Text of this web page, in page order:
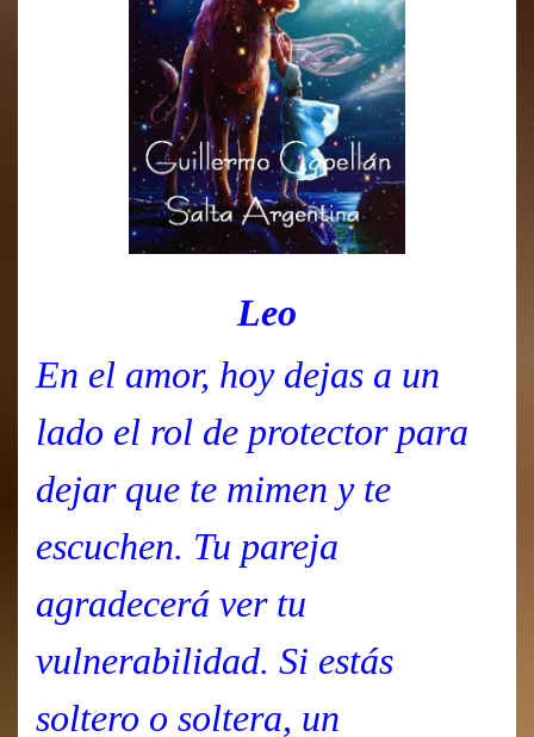
Leo
En el amor, hoy dejas a un
lado el rol de protector para
dejar que te mimen y te
escuchen. Tu pareja
agradecerá ver tu
vulnerabilidad. Si estás
soltero o soltera, un